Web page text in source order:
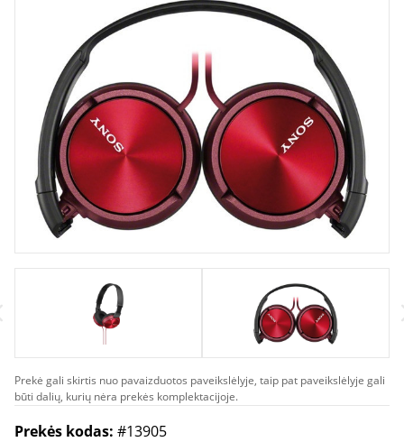
Prekė gali skirtis nuo pavaizduotos paveikslėlyje, taip pat paveikslėlyje gali
būti dalių, kurių nėra prekės komplektacijoje.
Prekės kodas: #13905